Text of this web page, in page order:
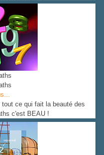
ce qui fait la beauté des
c'est BEAU !